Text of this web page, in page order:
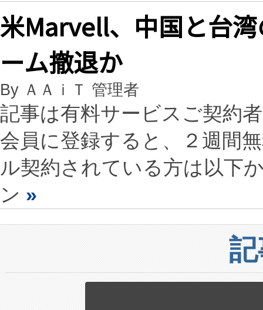
米Marvell、中国と台
ーム撤退か
By ＡＡｉＴ 管理者
記事は有料サービスご契約
会員に登録すると、２週間
ル契約されている方は以下
ン »